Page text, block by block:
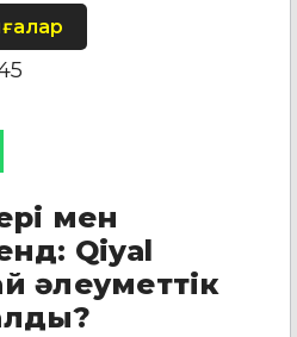
мен
Qiyal
әлеуметтік